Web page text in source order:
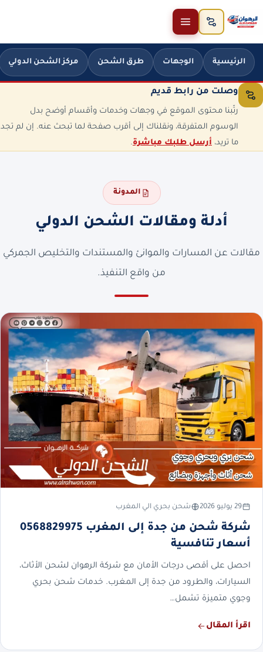
تخطَّ إلى المحتوى
الرئيسية الوجهات طرق الشحن مركز الشحن الدولي
وصلت من رابط قديم
رتّبنا محتوى الموقع في وجهات وخدمات وأقسام أوضح بدل
الوسوم المتفرقة، ونقلناك إلى أقرب صفحة لما تبحث عنه. إن لم تجد
ما تريد، أرسل طلبك مباشرة.
المدونة
أدلة ومقالات الشحن الدولي
مقالات عن المسارات والموانئ والمستندات والتخليص الجمركي
من واقع التنفيذ.
29 يوليو 2026 شحن بحري الي المغرب
شركة شحن من جدة إلى المغرب 0568829975
أسعار تنافسية
احصل على أقصى درجات الأمان مع شركة الرهوان لشحن الأثاث،
السيارات، والطرود من جدة إلى المغرب. خدمات شحن بحري
وجوي متميزة تشمل…
اقرأ المقال